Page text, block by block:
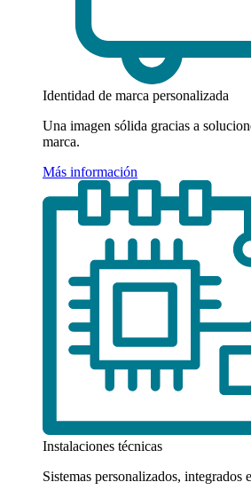
Identidad de marca personalizada
Una imagen sólida gracias a
marca.
Más información
Instalaciones técnicas
Sistemas personalizados, integrados